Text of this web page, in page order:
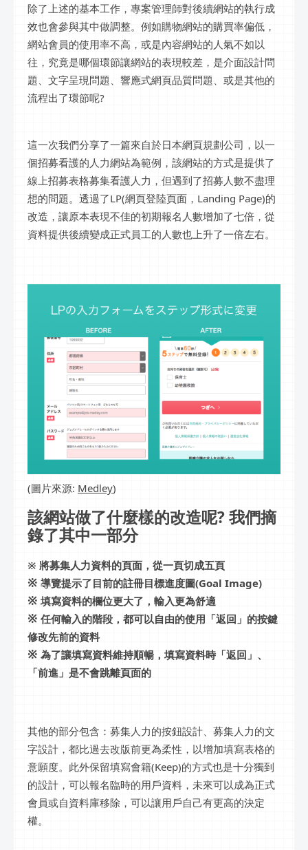
除了上述的基本工作，專案管理師對後續網站的執行成
效也會參與其中做調整。例如購物網站的購買率偏低，
網站會員的使用率不高，或是內容網站的人氣不如以
往，究竟是哪個環節讓網站的表現較差，是介面設計問
題、文字呈現問題、響應式網頁品質問題、或是其他的
流程出了環節呢?
這一次我們分享了一篇來自於日本網頁規劃公司，以一
個招募看護的人力網站為範例，該網站的方式是提供了
線上招募表格募集看護人力，但遇到了招募人數不盡理
想的問題。透過了LP(網頁登陸頁面，Landing Page)的
改造，讓原本表現不佳的初期報名人數增加了七倍，從
資料提供後續變成正式員工的人數也上升了一倍左右。
(圖片來源: Medley)
該網站做了什麼樣的改造呢? 我們摘
錄了其中一部分
※ 將募集人力資料的頁面，從一頁切成五頁
※ 導覽提示了目前的註冊目標進度圖(Goal Image)
※ 填寫資料的欄位更大了，輸入更為舒適
※ 任何輸入的階段，都可以自由的使用「返回」的按鍵
修改先前的資料
※ 為了讓填寫資料維持順暢，填寫資料時「返回」、
「前進」是不會跳離頁面的
其他的部分包含：募集人力的按鈕設計、募集人力的文
字設計，都比過去改版前更為柔性，以增加填寫表格的
意願度。此外保留填寫會籍(Keep)的方式也是十分獨到
的設計，可以報名臨時的用戶資料，未來可以成為正式
會員或自資料庫移除，可以讓用戶自己有更高的決定
權。